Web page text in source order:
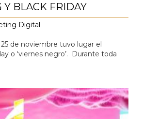
Y BLACK FRIDAY
Digital
25 de noviembre tuvo lugar el
o ‘viernes negro’. Durante toda